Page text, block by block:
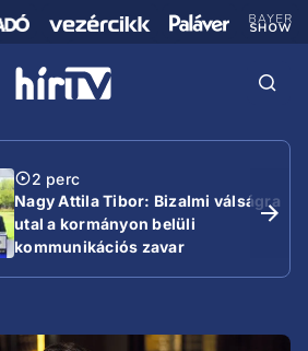
2 perc
Nagy Attila Tibor: Bizalmi válságra
utal a kormányon belüli
kommunikációs zavar